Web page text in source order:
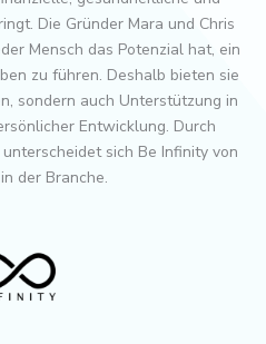
Die Gründer Mara und Chris
Mensch das Potenzial hat, ein
zu führen. Deshalb bieten sie
sondern auch Unterstützung in
Entwicklung. Durch
sich Be Infinity von
der Branche.